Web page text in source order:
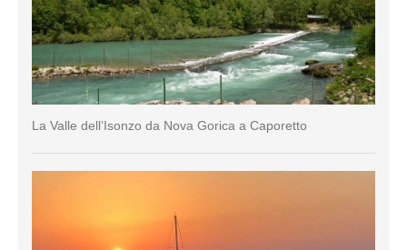
La Valle dell’Isonzo da Nova Gorica a Caporetto